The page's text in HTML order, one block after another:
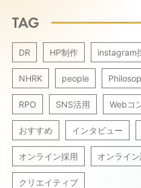
TAG
DR HP制作 instagram
NHRK people
RPO SNS活用 Webコ
おすすめ インタビュー
オンライン採用 オンライ
クリエイティブ